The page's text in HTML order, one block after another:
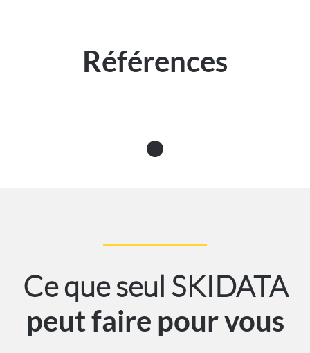
Références
Ce que seul SKIDATA
peut faire pour vous